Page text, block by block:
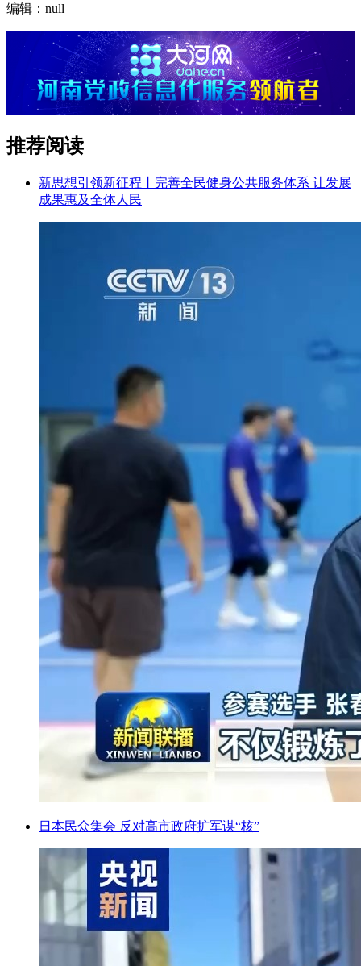
编辑：null
推荐阅读
新思想引领新征程丨完善全民健身公共服务体系 让发展
成果惠及全体人民
日本民众集会 反对高市政府扩军谋“核”